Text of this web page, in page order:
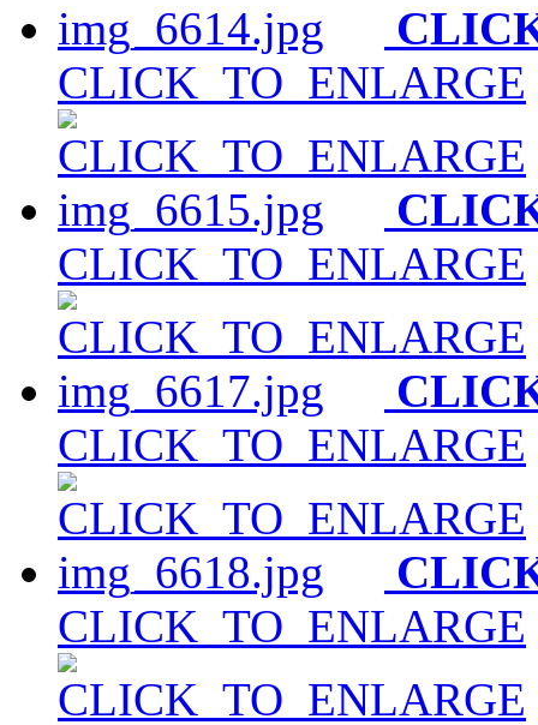
CLICK_TO_ENLARGE
CLICK_TO_ENLARGE
CLICK_TO_ENLARGE
CLICK_TO_ENLARGE